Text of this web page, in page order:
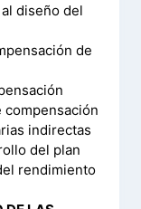
diseño del
de
indirectas
del plan
rendimiento